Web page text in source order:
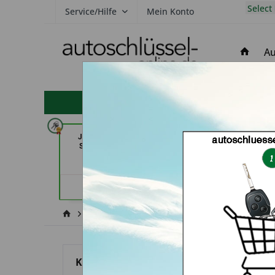
Service/Hilfe Mein Konto Select
hohe Kundenzufriedenheit
Jacks Sicherheitstechnik &
Schlüsseldienst (in Berlin)
KEYHERO
Keine
Punto
Kategorien